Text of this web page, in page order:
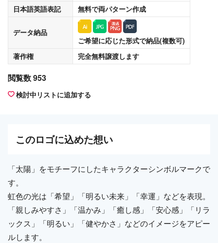
日本語英語表記
無料で両パターン作成
データ納品
ご希望に応じた形式で納品(複数可)
著作権
完全無料譲渡します
閲覧数 953
検討中リストに追加する
このロゴに込めた想い
「太陽」をモチーフにしたキャラクターシンボルマークで
す。
虹色の光は「希望」「明るい未来」「幸運」などを表現。
「親しみやすさ」「温かみ」「癒し感」「安心感」「リラ
ックス」「明るい」「健やかさ」などのイメージをアピー
ルします。